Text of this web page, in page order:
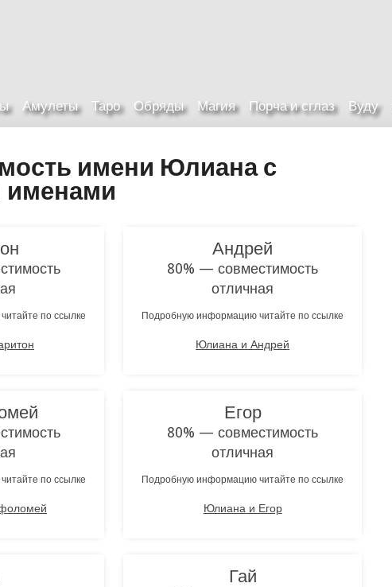
Амулеты Таро Обряды Магия Порча и сглаз Вуду
имени Юлиана с
по ссылке
Андрей
80% — совместимость
отличная
Подробную информацию читайте по ссылке
Юлиана и Андрей
по ссылке
Егор
80% — совместимость
отличная
Подробную информацию читайте по ссылке
Юлиана и Егор
Гай